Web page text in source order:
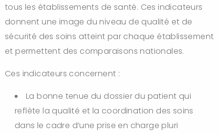
tous les établissements de santé. Ces indicateurs
donnent une image du niveau de qualité et de
sécurité des soins atteint par chaque établissement
et permettent des comparaisons nationales.
Ces indicateurs concernent :
La bonne tenue du dossier du patient qui
reflète la qualité et la coordination des soins
dans le cadre d’une prise en charge pluri